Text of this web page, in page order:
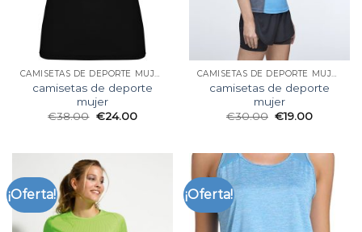
CAMISETAS DE DEPORTE MUJER
camisetas de deporte
mujer
€38.00 €24.00
CAMISETAS DE DEPORTE MUJER
camisetas de deporte
mujer
€30.00 €19.00
¡Oferta! ¡Oferta!